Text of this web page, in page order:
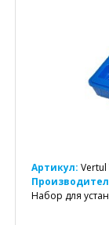
Артикул: Vertul
Набор для